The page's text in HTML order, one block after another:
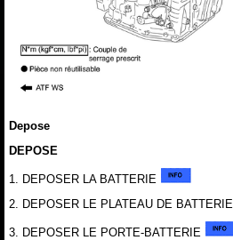
Depose
DEPOSE
1. DEPOSER LA BATTERIE
2. DEPOSER LE PLATEAU DE BATTERIE
3. DEPOSER LE PORTE-BATTERIE